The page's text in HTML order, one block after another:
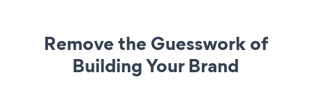
Remove the Guesswork of
Building Your Brand